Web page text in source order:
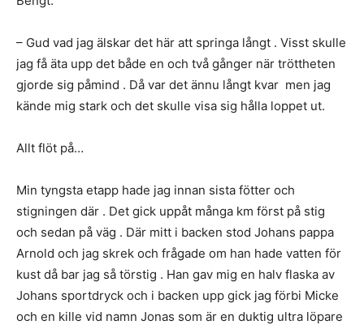
– Gud vad jag älskar det här att springa långt . Visst skulle
jag få äta upp det både en och två gånger när tröttheten
gjorde sig påmind . Då var det ännu långt kvar men jag
kände mig stark och det skulle visa sig hålla loppet ut.
Allt flöt på…
Min tyngsta etapp hade jag innan sista fötter och
stigningen där . Det gick uppåt många km först på stig
och sedan på väg . Där mitt i backen stod Johans pappa
Arnold och jag skrek och frågade om han hade vatten för
kust då bar jag så törstig . Han gav mig en halv flaska av
Johans sportdryck och i backen upp gick jag förbi Micke
och en kille vid namn Jonas som är en duktig ultra löpare